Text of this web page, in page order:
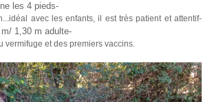
les 4 pieds-
avec les enfants, il est très patient et attentif-
1,30 m adulte-
vermifuge et des premiers vaccins.